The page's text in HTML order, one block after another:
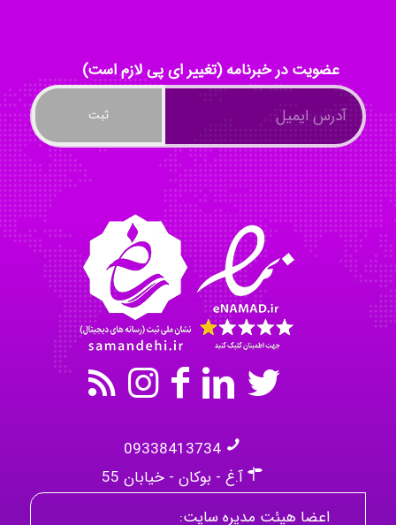
Radman Amini
Mohammad
Tavan
akhtar shahsavandi
عضویت در خبرنامه (تغییر ای پی لازم است)
09338413734
آ.غ - بوکان - خیابان 55
اعضا هیئت مدیره سایت: